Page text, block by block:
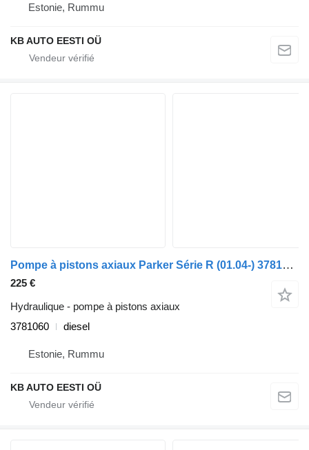
Estonie, Rummu
KB AUTO EESTI OÜ
Pompe à pistons axiaux Parker Série R (01.04-) 3781060 pour camion Scania P,G,R,T-series (2004-2017)
225 €
Hydraulique - pompe à pistons axiaux
3781060
diesel
Estonie, Rummu
KB AUTO EESTI OÜ